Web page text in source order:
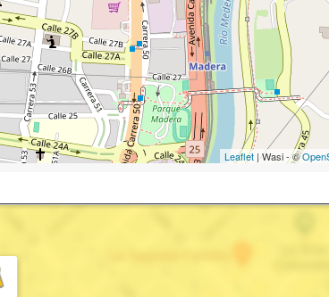
Leaflet | Wasi - ©